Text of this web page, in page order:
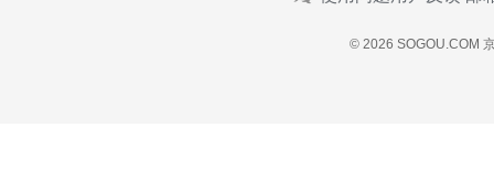
© 2026 SOGOU.COM